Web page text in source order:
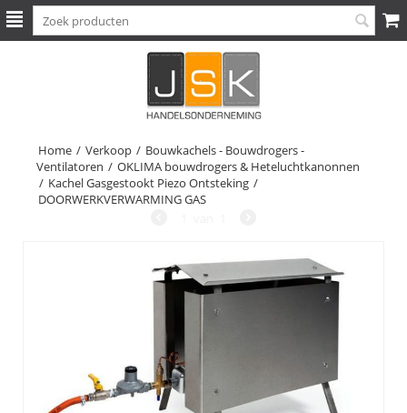
Home / Verkoop / Bouwkachels - Bouwdrogers -
Ventilatoren / OKLIMA bouwdrogers & Heteluchtkanonnen
/ Kachel Gasgestookt Piezo Ontsteking /
DOORWERKVERWARMING GAS